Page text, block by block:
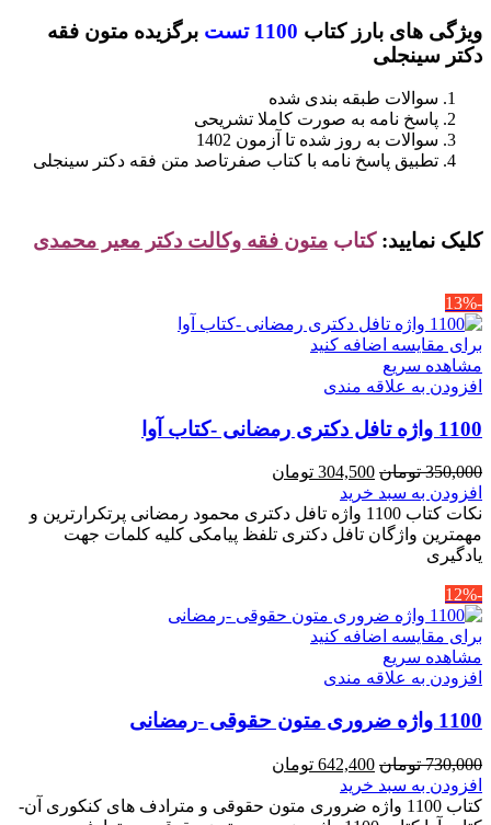
بود.
است.
ویژگی های بارز کتاب 1100 تست
برگزیده متون فقه
دکتر سینجلی
سوالات طبقه بندی شده
پاسخ نامه به صورت کاملا تشریحی
سوالات به روز شده تا آزمون 1402
تطبیق پاسخ نامه با کتاب صفرتاصد متن فقه دکتر سینجلی
کلیک نمایید: کتاب متون فقه وکالت دکتر معیر محمدی
-13%
برای مقایسه اضافه کنید
مشاهده سریع
افزودن به علاقه مندی
1100 واژه تافل دکتری رمضانی -کتاب آوا
350,000 تومان قیمت
اصلی
350,000 تومان
بود.
304,500 تومان
304,500 تومان
است.
افزودن به سبد خرید
نکات کتاب 1100 واژه تافل دکتری محمود رمضانی پرتکرارترین و
مهمترین واژگان تافل دکتری تلفظ پیامکی کلیه کلمات جهت
یادگیری
-12%
برای مقایسه اضافه کنید
مشاهده سریع
افزودن به علاقه مندی
1100 واژه ضروری متون حقوقی -رمضانی
730,000 تومان قیمت
اصلی
730,000 تومان
642,400 تومان
642,400 تومان
افزودن به سبد خرید
کتاب 1100 واژه ضروری متون حقوقی و مترادف های کنکوری آن-